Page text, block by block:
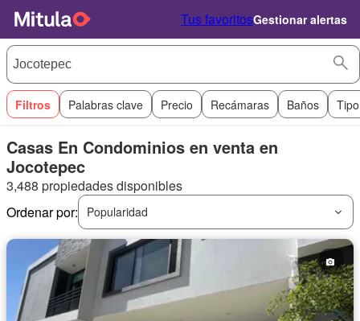
Tus favoritosGestionar alertas
Filtros Palabras clave Precio Recámaras Baños
Casas En Condominios en venta en
Jocotepec
3,488 propiedades disponibles
Ordenar por:
Popularidad